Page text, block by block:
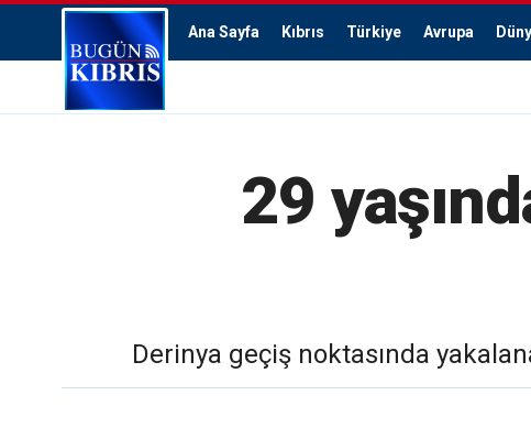
Ana Sayfa Kıbrıs Türkiye Avrupa
29
Derinya geçiş noktasında